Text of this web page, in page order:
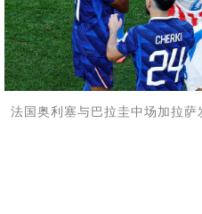
法国奥利塞与巴拉圭中场加拉萨